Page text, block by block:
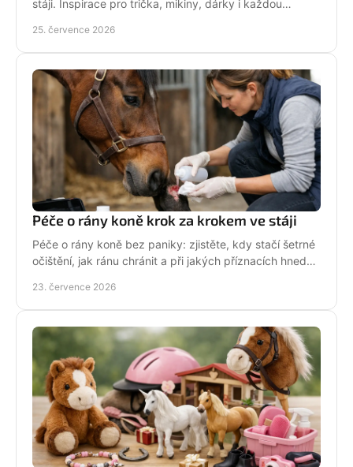
stáji. Inspirace pro trička, mikiny, dárky i každou
25. července 2026
Péče o rány koně krok za krokem ve stáji
Péče o rány koně bez paniky: zjistěte, kdy stačí šetrné
očištění, jak ránu chránit a při jakých příznacích hned
23. července 2026